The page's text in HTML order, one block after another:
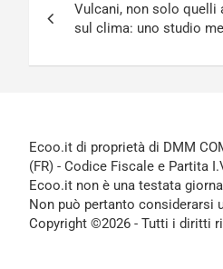
articoli
Vulcani, non solo quelli
sul clima: uno studio
Ecoo.it di proprietà di DMM
(FR) - Codice Fiscale e Partita
Ecoo.it non è una testata
Non può pertanto considerarsi
Copyright ©2026 - Tutti i diritti